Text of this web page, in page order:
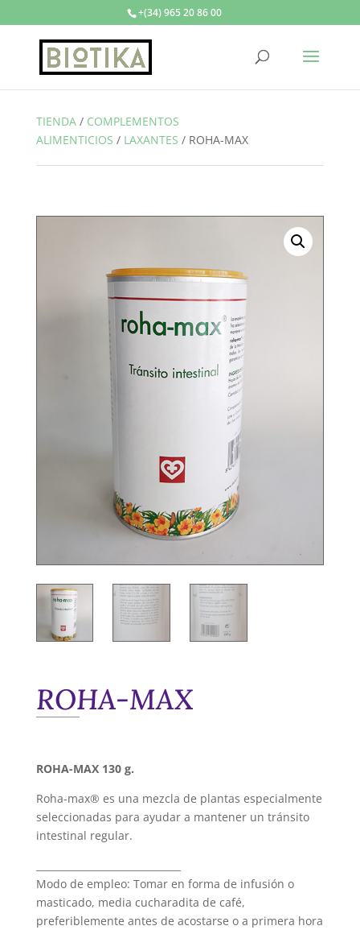
+(34) 965 20 86 00
TIENDA/ COMPLEMENTOS
ALIMENTICIOS / LAXANTES / ROHA-MAX
ROHA-MAX
ROHA-MAX 130 g.
Roha-max® es una mezcla de plantas especialmente
seleccionadas para ayudar a mantener un tránsito
intestinal regular.
Modo de empleo: Tomar en forma de infusión o
masticado, media cucharadita de café,
preferiblemente antes de acostarse o a primera hora